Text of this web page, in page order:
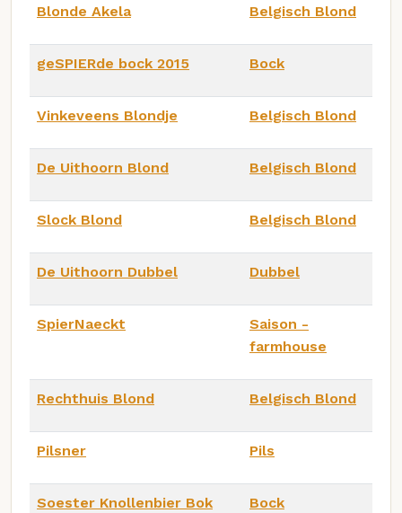
Blonde Akela Belgisch Blond
geSPIERde bock 2015 Bock
Vinkeveens Blondje Belgisch Blond
De Uithoorn Blond Belgisch Blond
Slock Blond Belgisch Blond
De Uithoorn Dubbel Dubbel
SpierNaeckt
Saison -
farmhouse
Rechthuis Blond Belgisch Blond
Pilsner Pils
Soester Knollenbier Bok Bock